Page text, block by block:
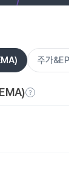
주가